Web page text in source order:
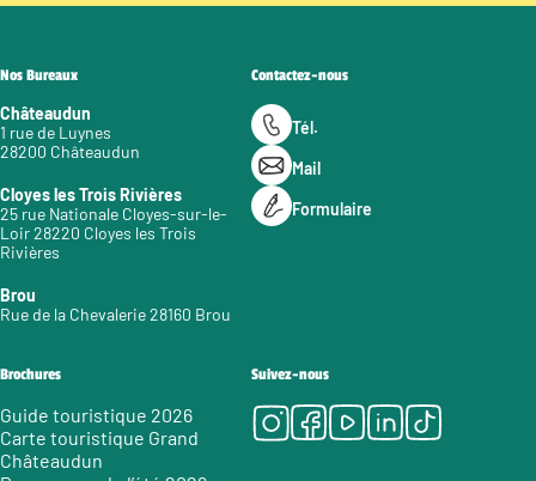
Nos Bureaux
Châteaudun
1 rue de Luynes
28200 Châteaudun
Cloyes les Trois Rivières
25 rue Nationale Cloyes-sur-le-
Loir 28220 Cloyes les Trois
Rivières
Brou
Rue de la Chevalerie 28160 Brou
Contactez-nous
Tél.
Mail
Formulaire
Brochures
Guide touristique 2026
Carte touristique Grand
Châteaudun
Suivez-nous
Instagram
Facebook
Youtube
LinkedIn
Tiktok